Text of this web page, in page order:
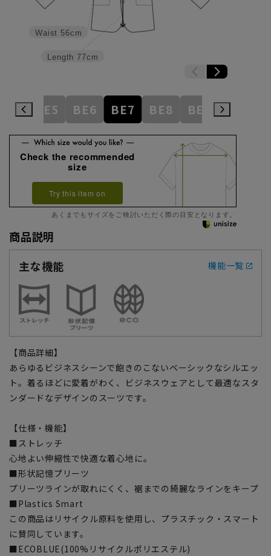
Length 77cm
Waist 56cm
BE5 BE6 BE7 BE8 BE9 BE10
Check the recommended
size
Try this item on
あくまでもサイズをご検討いただく際の目安となります。
商品説明
主な機能
機能一覧
【商品詳細】
あらゆるビジネスシーンで飽きのこないベーシックなシルエッ
ト。着るほどに愛着がわく、ビジネスウェアとして最適なスタ
ンダードなデザインのスーツです。
【仕様・機能】
■ストレッチ
心地よい伸縮性で快適な着心地に。
■形状記憶プリーツ
プリーツラインが取れにくく、裾までの綺麗なラインをキープ
■Plastics Smart
この商品はリサイクル原料を使用し、プラスチック・スマート
に賛同しています。
■ECOBLUE(100%リサイクルポリエステル)